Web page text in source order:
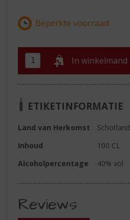
In winkelmand
ETIKETINFORMATIE
Land van Herkomst
Schotland
Inhoud
100 CL
Alcoholpercentage
40% vol
Reviews